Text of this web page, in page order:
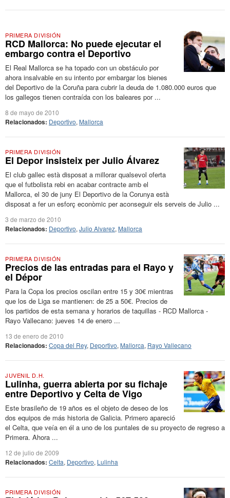
PRIMERA DIVISIÓN
RCD Mallorca: No puede ejecutar el
embargo contra el Deportivo
El Real Mallorca se ha topado con un obstáculo por
ahora insalvable en su intento por embargar los bienes
del Deportivo de la Coruña para cubrir la deuda de 1.080.000 euros que
los gallegos tienen contraída con los baleares por ...
8 de mayo de 2010
Relacionados: Deportivo, Mallorca
PRIMERA DIVISIÓN
El Depor insisteix per Julio Álvarez
El club gallec està disposat a millorar qualsevol oferta
que el futbolista rebi en acabar contracte amb el
Mallorca, el 30 de juny El Deportivo de la Corunya està
disposat a fer un esforç econòmic per aconseguir els serveis de Julio ...
3 de marzo de 2010
Relacionados: Deportivo, Julio Alvarez, Mallorca
PRIMERA DIVISIÓN
Precios de las entradas para el Rayo y
el Dépor
Para la Copa los precios oscilan entre 15 y 30€ mientras
que los de Liga se mantienen: de 25 a 50€. Precios de
los partidos de esta semana y horarios de taquillas - RCD Mallorca -
Rayo Vallecano: jueves 14 de enero ...
13 de enero de 2010
Relacionados: Copa del Rey, Deportivo, Mallorca, Rayo Vallecano
JUVENIL D.H.
Lulinha, guerra abierta por su fichaje
entre Deportivo y Celta de Vigo
Este brasileño de 19 años es el objeto de deseo de los
dos equipos de más historia de Galicia. Primero apareció
el Celta, que veía en él a uno de los puntales de su proyecto de regreso a
Primera. Ahora ...
12 de julio de 2009
Relacionados: Celta, Deportivo, Lulinha
PRIMERA DIVISIÓN